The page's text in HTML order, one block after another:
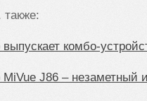
выпускает комбо-
MiVue J86 – незаметный